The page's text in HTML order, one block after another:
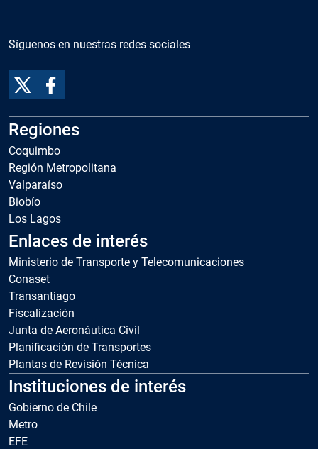
Síguenos en nuestras redes sociales
Regiones
Coquimbo
Región Metropolitana
Valparaíso
Biobío
Los Lagos
Enlaces de interés
Ministerio de Transporte y Telecomunicaciones
Conaset
Transantiago
Fiscalización
Junta de Aeronáutica Civil
Planificación de Transportes
Plantas de Revisión Técnica
Instituciones de interés
Gobierno de Chile
Metro
EFE